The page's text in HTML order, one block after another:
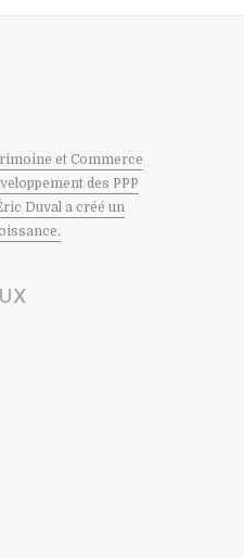
et Commerce
des PPP
Duval a créé un